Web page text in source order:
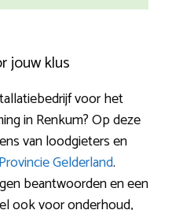
jouw klus
voor het
in Renkum? Op deze
van loodgieters en
Provincie Gelderland.
beantwoorden en een